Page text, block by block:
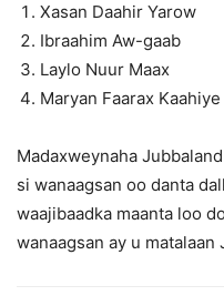
Xasan Daahir Yarow
Ibraahim Aw-gaab
Laylo Nuur Maax
Maryan Faarax Kaahiye
Madaxweynaha
si wanaagsan oo danta
waajibaadka maanta loo
wanaagsan ay u matalaan